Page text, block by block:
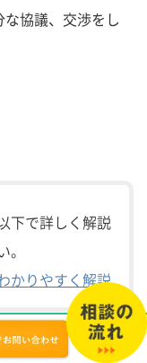
協議、交渉をし
下で詳しく解説
かりやすく解説